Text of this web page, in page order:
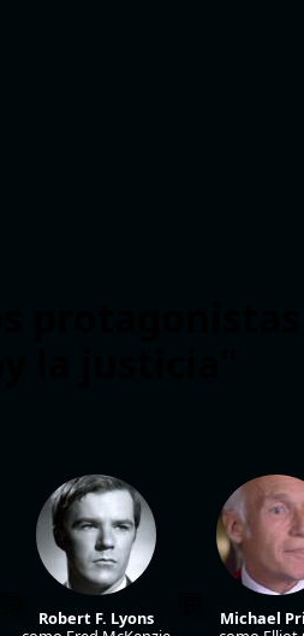
Robert F. Lyons
Michael